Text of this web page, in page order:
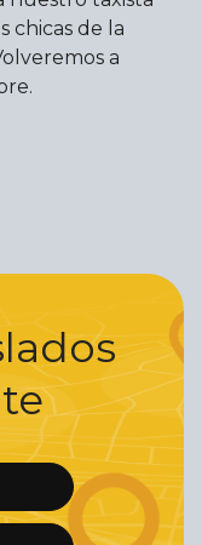
chicas de la
a